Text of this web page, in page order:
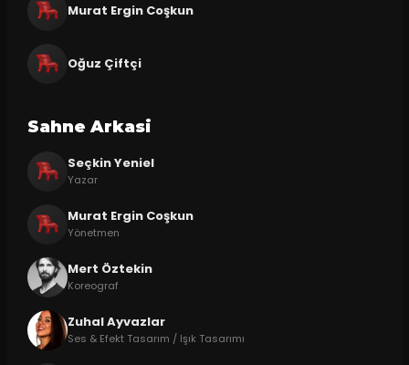
Murat Ergin Coşkun
Oğuz Çiftçi
Sahne Arkasi
Seçkin Yeniel
Yazar
Murat Ergin Coşkun
Yönetmen
Mert Öztekin
Koreograf
Zuhal Ayvazlar
Ses & Efekt Tasarım / Işık Tasarımı